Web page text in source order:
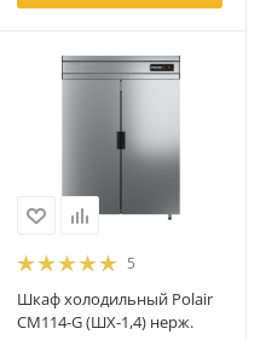
5
Шкаф холодильный Polair
CM114-G (ШХ-1,4) нерж.